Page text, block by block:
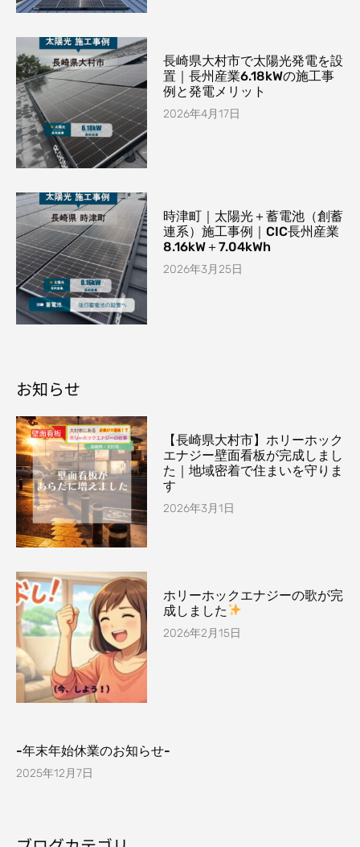
長崎県大村市で太陽光発電を設
置｜長州産業6.18kWの施工事
例と発電メリット
2026年4月17日
時津町｜太陽光＋蓄電池（創蓄
連系）施工事例｜CIC長州産業
8.16kW＋7.04kWh
2026年3月25日
お知らせ
【長崎県大村市】ホリーホック
エナジー壁面看板が完成しまし
た｜地域密着で住まいを守りま
す
2026年3月1日
ホリーホックエナジーの歌が完
成しました
2026年2月15日
-年末年始休業のお知らせ-
2025年12月7日